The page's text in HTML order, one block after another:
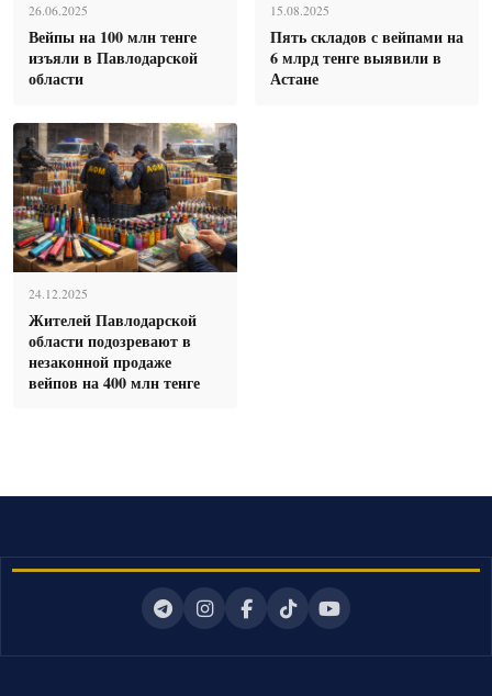
26.06.2025
Вейпы на 100 млн тенге
изъяли в Павлодарской
области
15.08.2025
Пять складов с вейпами на
6 млрд тенге выявили в
Астане
24.12.2025
Жителей Павлодарской
области подозревают в
незаконной продаже
вейпов на 400 млн тенге